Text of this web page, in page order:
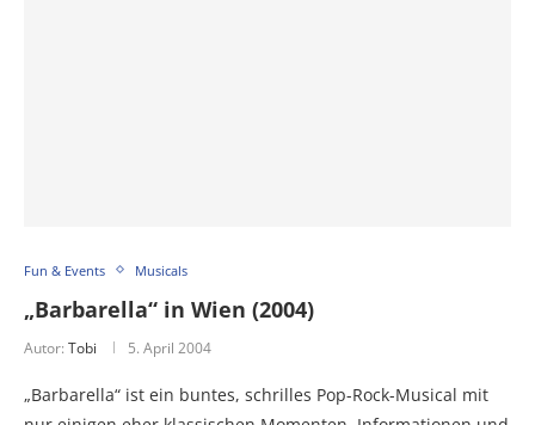
Fun & Events Musicals
„Barbarella“ in Wien (2004)
Autor: Tobi 5. April 2004
„Barbarella“ ist ein buntes, schrilles Pop-Rock-Musical mit